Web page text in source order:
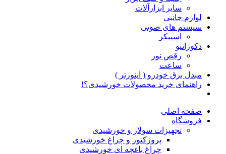
سایر ابزارآلات
لوازم جانبی
سیستم های صوتی
اسپیکر
دکوراتیو
رقص نور
ساعت
مبدل برق خودرو ( اینورتر )
راهنمای خرید محصولات خورشیدی؟!
صفحه اصلی
فروشگاه
تجهیزات سولار و خورشیدی
پروژکتور و چراغ خورشیدی
چراغ باغچه ای خورشیدی